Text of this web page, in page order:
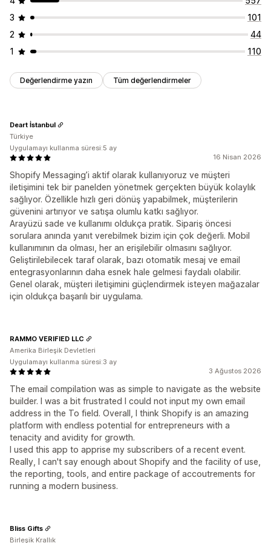
3
101
2
44
1
110
Değerlendirme yazın Tüm değerlendirmeler
16 Nisan 2026
Shopify Messaging’i aktif olarak kullanıyoruz ve müşteri
iletişimini tek bir panelden yönetmek gerçekten büyük kolaylık
sağlıyor. Özellikle hızlı geri dönüş yapabilmek, müşterilerin
güvenini artırıyor ve satışa olumlu katkı sağlıyor.
Arayüzü sade ve kullanımı oldukça pratik. Sipariş öncesi
sorulara anında yanıt verebilmek bizim için çok değerli. Mobil
kullanımının da olması, her an erişilebilir olmasını sağlıyor.
Geliştirilebilecek taraf olarak, bazı otomatik mesaj ve email
entegrasyonlarının daha esnek hale gelmesi faydalı olabilir.
Genel olarak, müşteri iletişimini güçlendirmek isteyen mağazalar
için oldukça başarılı bir uygulama.
Deart İstanbul
Türkiye
Uygulamayı kullanma süresi:5 ay
3 Ağustos 2026
The email compilation was as simple to navigate as the website
builder. I was a bit frustrated I could not input my own email
address in the To field. Overall, I think Shopify is an amazing
platform with endless potential for entrepreneurs with a
tenacity and avidity for growth.
I used this app to apprise my subscribers of a recent event.
Really, I can't say enough about Shopify and the facility of use,
the reporting, tools, and entire package of accoutrements for
running a modern business.
RAMMO VERIFIED LLC
Amerika Birleşik Devletleri
Uygulamayı kullanma süresi:3 ay
Bliss Gifts
Birleşik Krallık